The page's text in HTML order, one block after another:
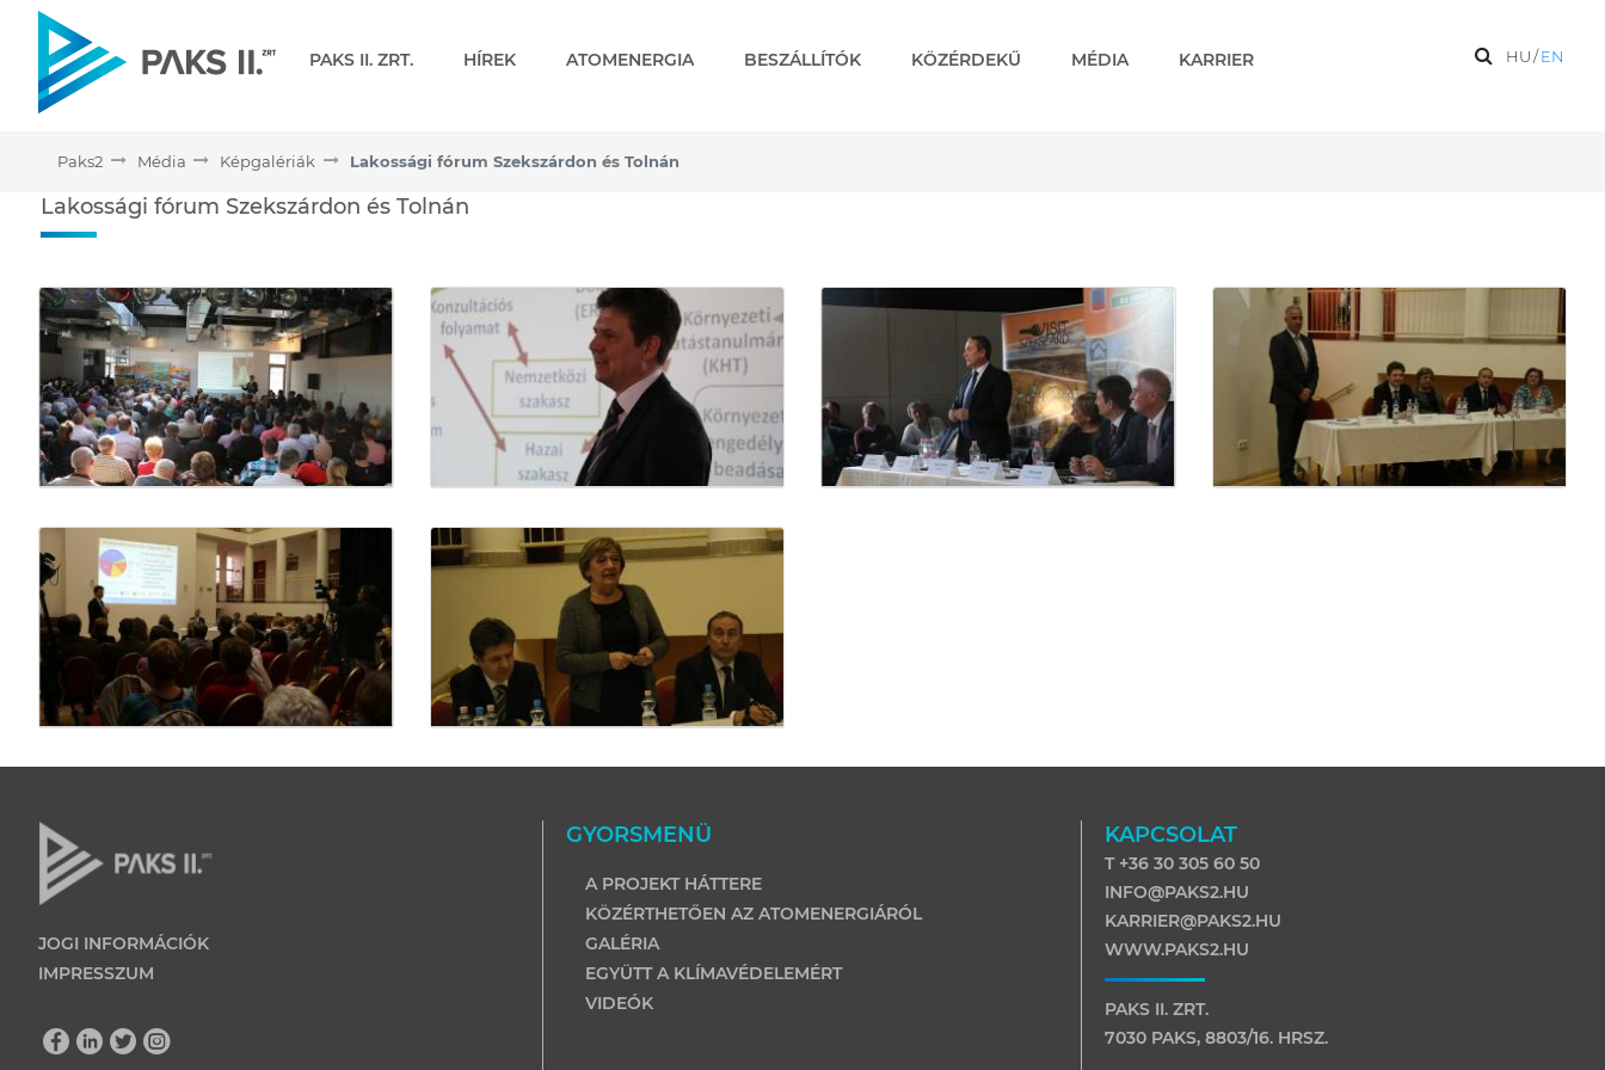
PAKS II. ZRT. HÍREK ATOMENERGIA BESZÁLLÍTÓK KÖZÉRDEKŰ MÉDIA KARRIER HU/EN
Paks2 Média Képgalériák Lakossági fórum Szekszárdon és Tolnán
Lakossági fórum Szekszárdon és Tolnán - Képgalériák
Lakossági fórum Szekszárdon és Tolnán
Médiatár
JOGI INFORMÁCIÓK
IMPRESSZUM
GYORSMENÜ
A PROJEKT HÁTTERE
KÖZÉRTHETŐEN AZ ATOMENERGIÁRÓL
GALÉRIA
EGYÜTT A KLÍMAVÉDELEMÉRT
VIDEÓK
KAPCSOLAT
T +36 30 305 60 50
INFO@PAKS2.HU
KARRIER@PAKS2.HU
WWW.PAKS2.HU
PAKS II. ZRT.
7030 PAKS, 8803/16. HRSZ.